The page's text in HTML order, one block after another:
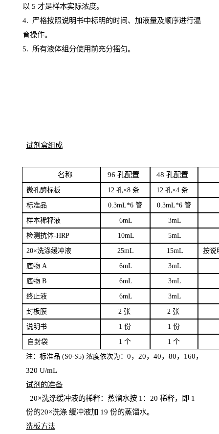
以 5 才是样本实际浓度。
4. 严格按照说明书中标明的时间、加液量及顺序进行温
育操作。
5. 所有液体组分使用前充分摇匀。
试剂盒组成
名称 96 孔配置 48 孔配置
微孔酶标板 12 孔×8 条 12 孔×4 条
标准品 0.3mL*6 管 0.3mL*6 管
样本稀释液 6mL 3mL
检测抗体-HRP 10mL 5mL
20×洗涤缓冲液 25mL 15mL 按说
底物A 6mL 3mL
底物B 6mL 3mL
终止液 6mL 3mL
封板膜 2 张 2 张
说明书 1 份 1 份
自封袋 1 个 1 个
注：标准品 (S0-S5) 浓度依次为： 0，20，40，80，160，
320 U/mL
试剂的准备
20×洗涤缓冲液的稀释：蒸馏水按 1：20 稀释，即 1
份的20×洗涤 缓冲液加 19 份的蒸馏水。
洗板方法